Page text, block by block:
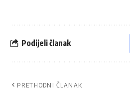
Podijeli članak
PRETHODNI ČLANAK